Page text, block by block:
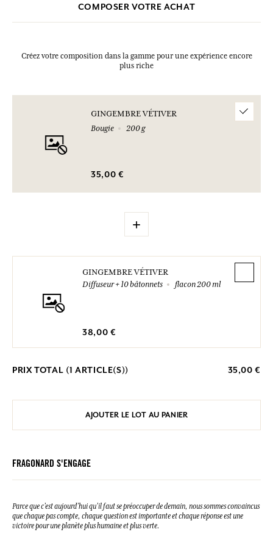
COMPOSER VOTRE ACHAT
Créez votre composition dans la gamme pour une expérience encore
plus riche
GINGEMBRE VÉTIVER
Bougie
200 g
35,00 €
+
GINGEMBRE VÉTIVER
Diffuseur + 10 bâtonnets
flacon 200 ml
38,00 €
PRIX TOTAL (1 ARTICLE(S)) 35,00 €
AJOUTER LE LOT AU PANIER
FRAGONARD S'ENGAGE
Parce que c’est aujourd’hui qu’il faut se préoccuper de demain, nous sommes convaincus
que chaque pas compte, chaque question est importante et chaque réponse est une
victoire pour une planète plus humaine et plus verte.